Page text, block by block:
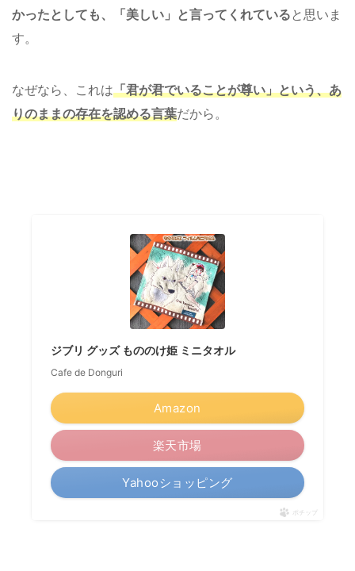
かったとしても、「美しい」と言ってくれている と思いま
す。
なぜなら、これは「君が君でいることが尊い」という、あ
りのままの存在を認める言葉だから。
ジブリ グッズ もののけ姫 ミニタオル
Cafe de Donguri
Amazon
楽天市場
Yahooショッピング
ポチップ